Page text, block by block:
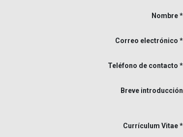
Nombre
Correo electrónico
Teléfono de contacto
Breve introducción
Currículum Vitae